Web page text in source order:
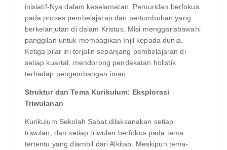
inisiatif-Nya dalam keselamatan. Pemuridan berfokus
pada proses pembelajaran dan pertumbuhan yang
berkelanjutan di dalam Kristus. Misi menggarisbawahi
panggilan untuk membagikan Injil kepada dunia.
Ketiga pilar ini terjalin sepanjang pembelajaran di
setiap kuartal, mendorong pendekatan holistik
terhadap pengembangan iman.
Struktur dan Tema Kurikulum: Eksplorasi
Triwulanan
Kurikulum Sekolah Sabat dilaksanakan setiap
triwulan, dan setiap triwulan berfokus pada tema
tertentu yang diambil dari Alkitab. Meskipun tema-